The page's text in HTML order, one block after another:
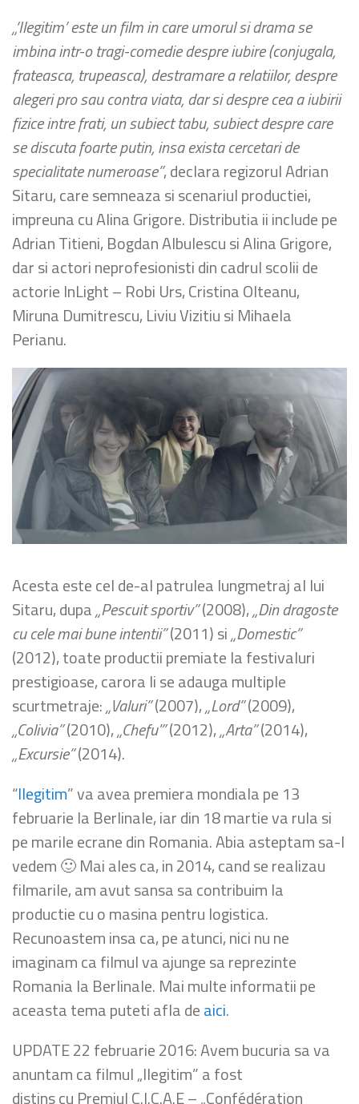
„‘Ilegitim’ este un film in care umorul si drama se
imbina intr-o tragi-comedie despre iubire (conjugala,
frateasca, trupeasca), destramare a relatiilor, despre
alegeri pro sau contra viata, dar si despre cea a iubirii
fizice intre frati, un subiect tabu, subiect despre care
se discuta foarte putin, insa exista cercetari de
specialitate numeroase”, declara regizorul Adrian
Sitaru, care semneaza si scenariul productiei,
impreuna cu Alina Grigore. Distributia ii include pe
Adrian Titieni, Bogdan Albulescu si Alina Grigore,
dar si actori neprofesionisti din cadrul scolii de
actorie InLight – Robi Urs, Cristina Olteanu,
Miruna Dumitrescu, Liviu Vizitiu si Mihaela
Perianu.
Acesta este cel de-al patrulea lungmetraj al lui
Sitaru, dupa„Pescuit sportiv”(2008),„Din dragoste
cu cele mai bune intentii”(2011) si„Domestic”
(2012), toate productii premiate la festivaluri
prestigioase, carora li se adauga multiple
scurtmetraje:„Valuri”(2007),„Lord”(2009),
„Colivia”(2010),„Chefu'”(2012),„Arta”(2014),
„Excursie”(2014).
“Ilegitim” va avea premiera mondiala pe 13
februarie la Berlinale, iar din 18 martie va rula si
pe marile ecrane din Romania. Abia asteptam sa-l
vedem 🙂 Mai ales ca, in 2014, cand se realizau
filmarile, am avut sansa sa contribuim la
productie cu o masina pentru logistica.
Recunoastem insa ca, pe atunci, nici nu ne
imaginam ca filmul va ajunge sa reprezinte
Romania la Berlinale. Mai multe informatii pe
aceasta tema puteti afla deaici.
UPDATE 22 februarie 2016: Avem bucuria sa va
anuntam ca filmul „Ilegitim” a fost
distins cu Premiul C.I.C.A.E – „Confédération